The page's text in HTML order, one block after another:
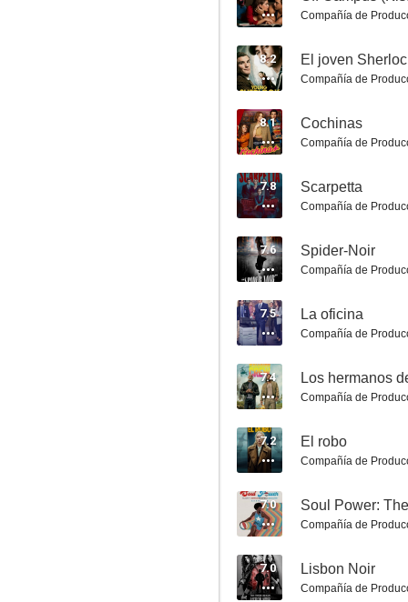
8.1
Compañía de
8.2 El joven
Compañía de
8.1 Cochinas
Compañía de
7.8 Scarpetta
Compañía de
7.6 Spider-Noir
Compañía de
7.5 La oficina
Compañía de
7.4 Los hermanos
Compañía de
7.2 El robo
Compañía de
7.0
Compañía de
7.0 Lisbon Noir
Compañía de